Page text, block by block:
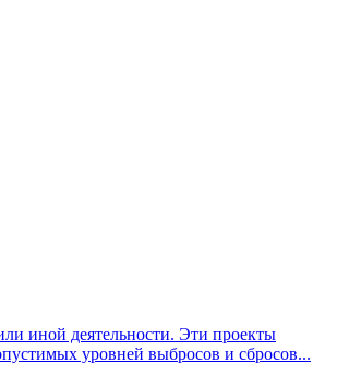
иной деятельности. Эти проекты
уровней выбросов и сбросов...